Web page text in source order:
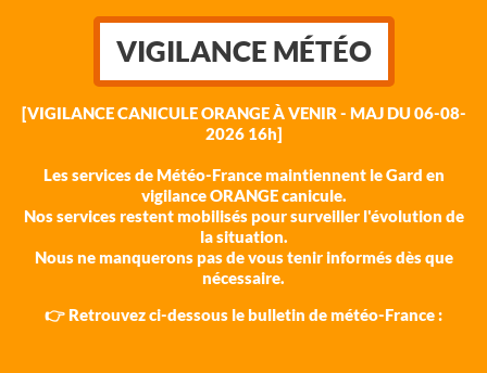
VIGILANCE MÉTÉO
[VIGILANCE CANICULE ORANGE À VENIR - MAJ DU 06-08-
2026 16h]
Les services de Météo-France maintiennent le Gard en
vigilance ORANGE canicule.
Nos services restent mobilisés pour surveiller l'évolution de
la situation.
Nous ne manquerons pas de vous tenir informés dès que
nécessaire.
👉 Retrouvez ci-dessous le bulletin de météo-France :